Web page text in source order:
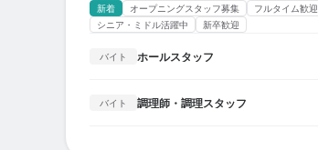
新着 オープニングスタッフ募集 フルタイム歓迎
シニア・ミドル活躍中
新卒歓迎
バイト ホールスタッフ
バイト 調理師・調理スタッフ